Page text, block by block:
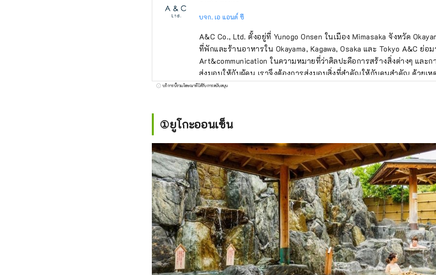
บจก. เอ แอนด์ ซี
A&C Co., Ltd. ตั้งอยู่ที่ Yunogo Onsen ในเมือง Mimasaka จังหวัด
ที่พักและร้านอาหารใน Okayama, Kagawa, Osaka และ Tokyo A&C ย่อ
Art&communication ในความหมายที่ว่าศิลปะคือการสร้างสิ่งต่างๆ และ
ส่งมอบให้กับผู้คน เราจึงต้องการส่งมอบสิ่งที่สำคัญให้กับคนสำคัญ ด้วยเห
ให้ลูกค้าของเราได้รับประสบการณ์ที่มีความสุข
บริการนี้รวมโฆษณาที่ได้รับการสนับสนุน
①ยูโกะออนเซ็น